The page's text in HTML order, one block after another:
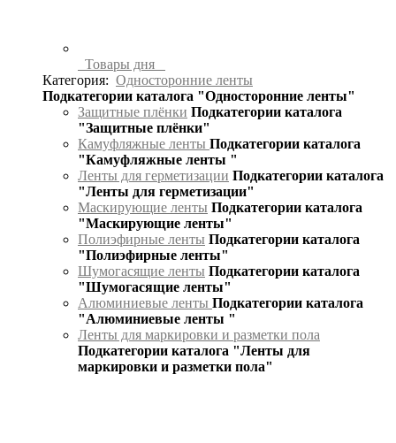
Товары дня
Категория: Односторонние ленты
Подкатегории каталога "Односторонние ленты"
Защитные плёнки Подкатегории каталога
"Защитные плёнки"
Камуфляжные ленты Подкатегории каталога
"Камуфляжные ленты "
Ленты для герметизации Подкатегории каталога
"Ленты для герметизации"
Маскирующие ленты Подкатегории каталога
"Маскирующие ленты"
Полиэфирные ленты Подкатегории каталога
"Полиэфирные ленты"
Шумогасящие ленты Подкатегории каталога
"Шумогасящие ленты"
Алюминиевые ленты Подкатегории каталога
"Алюминиевые ленты "
Ленты для маркировки и разметки пола
Подкатегории каталога "Ленты для
маркировки и разметки пола"